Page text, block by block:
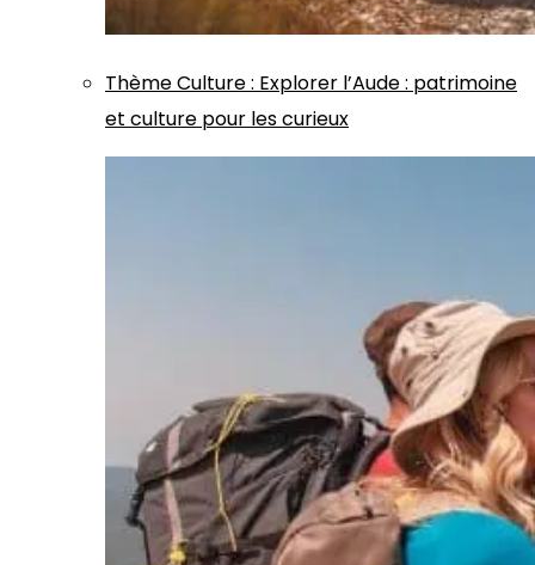
ThèmeCulture: Explorer l’Aude : patrimoine
et culture pour les curieux